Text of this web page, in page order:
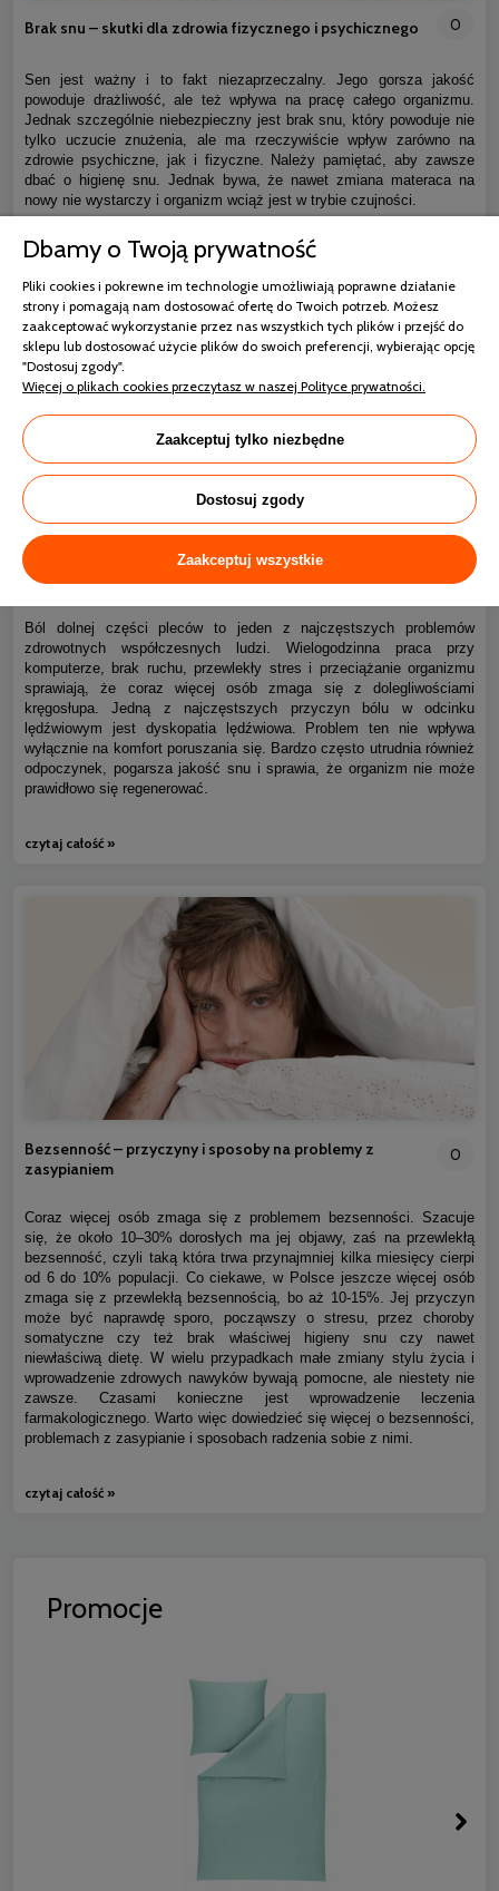
Brak snu – skutki dla zdrowia fizycznego i psychicznego 0
Sen jest ważny i to fakt niezaprzeczalny. Jego gorsza jakość
powoduje drażliwość, ale też wpływa na pracę całego organizmu.
Jednak szczególnie niebezpieczny jest brak snu, który powoduje nie
tylko uczucie znużenia, ale ma rzeczywiście wpływ zarówno na
zdrowie psychiczne, jak i fizyczne. Należy pamiętać, aby zawsze
dbać o higienę snu. Jednak bywa, że nawet zmiana materaca na
nowy nie wystarczy i organizm wciąż jest w trybie czujności.
czytaj całość »
Ból kręgosłupa piersiowego i dyskopatia lędźwiowa – jak
spać bez bólu?
Ból dolnej części pleców to jeden z najczęstszych problemów
zdrowotnych współczesnych ludzi. Wielogodzinna praca przy
komputerze, brak ruchu, przewlekły stres i przeciążanie organizmu
sprawiają, że coraz więcej osób zmaga się z dolegliwościami
kręgosłupa. Jedną z najczęstszych przyczyn bólu w odcinku
lędźwiowym jest dyskopatia lędźwiowa. Problem ten nie wpływa
wyłącznie na komfort poruszania się. Bardzo często utrudnia również
odpoczynek, pogarsza jakość snu i sprawia, że organizm nie może
prawidłowo się regenerować.
czytaj całość »
Bezsenność – przyczyny i sposoby na problemy z
zasypianiem
0
Coraz więcej osób zmaga się z problemem bezsenności. Szacuje
się, że około 10–30% dorosłych ma jej objawy, zaś na przewlekłą
bezsenność, czyli taką która trwa przynajmniej kilka miesięcy cierpi
od 6 do 10% populacji. Co ciekawe, w Polsce jeszcze więcej osób
zmaga się z przewlekłą bezsennością, bo aż 10-15%. Jej przyczyn
może być naprawdę sporo, począwszy o stresu, przez choroby
somatyczne czy też brak właściwej higieny snu czy nawet
niewłaściwą dietę. W wielu przypadkach małe zmiany stylu życia i
wprowadzenie zdrowych nawyków bywają pomocne, ale niestety nie
zawsze. Czasami konieczne jest wprowadzenie leczenia
farmakologicznego. Warto więc dowiedzieć się więcej o bezsenności,
problemach z zasypianie i sposobach radzenia sobie z nimi.
czytaj całość »
Promocje
Dbamy o Twoją prywatność
Pliki cookies i pokrewne im technologie umożliwiają poprawne działanie
strony i pomagają nam dostosować ofertę do Twoich potrzeb. Możesz
zaakceptować wykorzystanie przez nas wszystkich tych plików i przejść do
sklepu lub dostosować użycie plików do swoich preferencji, wybierając opcję
"Dostosuj zgody".
Więcej o plikach cookies przeczytasz w naszej Polityce prywatności.
Zaakceptuj tylko niezbędne
Dostosuj zgody
Zaakceptuj wszystkie